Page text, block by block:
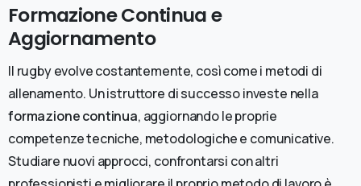
Formazione Continua e
Aggiornamento
Il rugby evolve costantemente, così come i metodi di
allenamento. Un istruttore di successo investe nella
formazione continua, aggiornando le proprie
competenze tecniche, metodologiche e comunicative.
Studiare nuovi approcci, confrontarsi con altri